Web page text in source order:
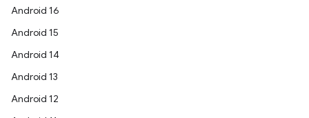
Android 16
Android 15
Android 14
Android 13
Android 12